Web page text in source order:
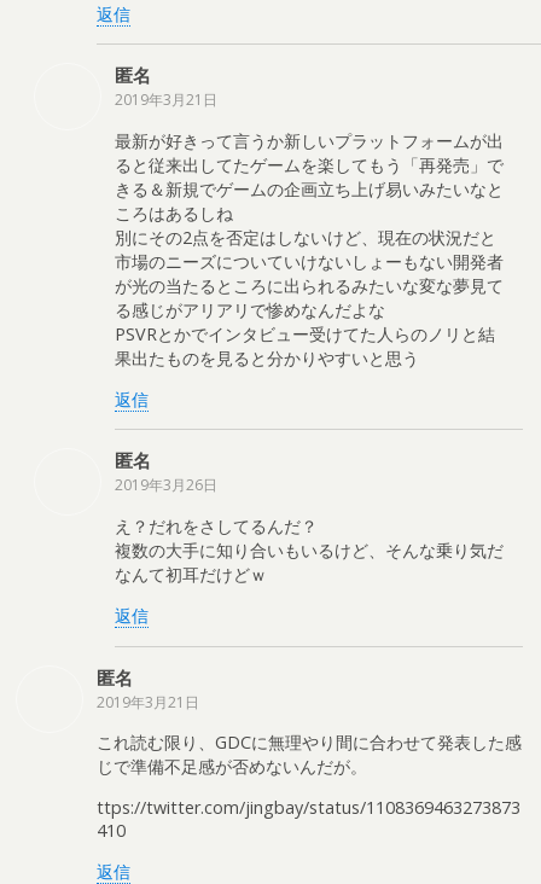
返信
匿名
2019年3月21日
最新が好きって言うか新しいプラットフォームが出
ると従来出してたゲームを楽してもう「再発売」で
きる＆新規でゲームの企画立ち上げ易いみたいなと
ころはあるしね
別にその2点を否定はしないけど、現在の状況だと
市場のニーズについていけないしょーもない開発者
が光の当たるところに出られるみたいな変な夢見て
る感じがアリアリで惨めなんだよな
PSVRとかでインタビュー受けてた人らのノリと結
果出たものを見ると分かりやすいと思う
返信
匿名
2019年3月26日
え？だれをさしてるんだ？
複数の大手に知り合いもいるけど、そんな乗り気だ
なんて初耳だけどｗ
返信
匿名
2019年3月21日
これ読む限り、GDCに無理やり間に合わせて発表した感
じで準備不足感が否めないんだが。
ttps://twitter.com/jingbay/status/1108369463273873
410
返信